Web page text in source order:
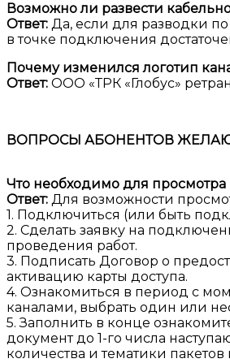
Возможно ли развести
Ответ: Да, если для разводки
в точке подключения
Почему изменился логотип
Ответ: ООО «ТРК «Глобус»
ВОПРОСЫ АБОНЕНТОВ
Что необходимо для
Ответ: Для возможности
1. Подключиться (или быть
2. Сделать заявку на
проведения работ.
3. Подписать Договор о
активацию карты доступа.
4. Ознакомиться в период с
каналами, выбрать один или
5. Заполнить в конце
документ до 1-го числа
количества и тематики